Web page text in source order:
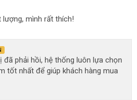
lượng, mình rất thích!
đã phải hồi, hệ thống luôn lựa chọn
tốt nhất để giúp khách hàng mua